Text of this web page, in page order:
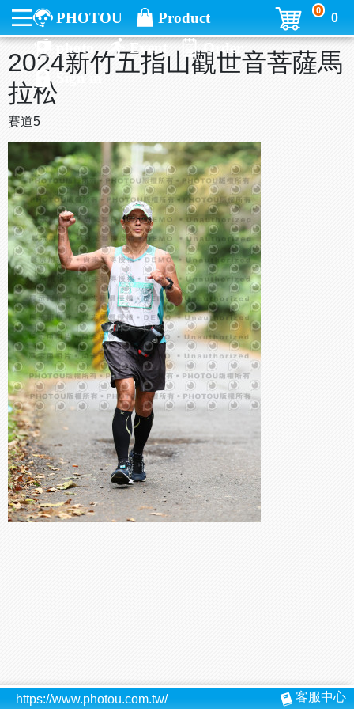
PHOTOU
Product
photo
Event
Order
Sign in
0
0
2024新竹五指山觀世音菩薩馬
拉松
賽道5
https://www.photou.com.tw/ 客服中心